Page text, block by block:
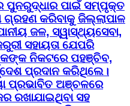
ପୁନରୁଦ୍ଧାର ପାଇଁ ସମ୍ପୃକ୍ତ
କରିବାକୁ ଜିଲ୍ଲାପାଳ
ଜଳ, ସ୍ୱାସ୍ଥ୍ୟସେବା,
ସହାୟତା ଯେପରି
ନିକଟରେ ପହଞ୍ଚିବ,
ପ୍ରଦାନ କରିଥିଲେ।
ପ୍ରଭାବିତ ଅଞ୍ଚଳରେ
ରଖାଯାଇଥିବା ସହ